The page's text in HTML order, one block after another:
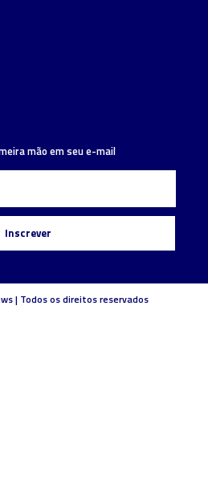
mão em seu e-mail
Inscrever
| Todos os direitos reservados